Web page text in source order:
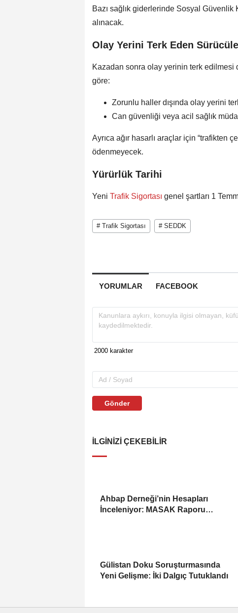
Bazı sağlık giderlerinde Sosyal
alınacak.
Olay Yerini Terk Eden
Kazadan sonra olay yerinin terk
göre:
Zorunlu haller dışında olay yerini
Can güvenliği veya acil sağlık
Ayrıca ağır hasarlı araçlar için “trafikten
ödenmeyecek.
Yürürlük Tarihi
Yeni Trafik Sigortası genel şartları 1
# Trafik Sigortası # SEDDK
YORUMLAR FACEBOOK
Gönder
İLGINIZI ÇEKEBILIR
Ahbap Derneği’nin Hesapları
İnceleniyor: MASAK Raporu
Gülistan Doku Soruşturmasında
Yeni Gelişme: İki Dalgıç Tutuklandı